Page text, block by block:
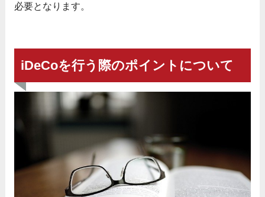
必要となります。
iDeCoを行う際のポイントについて